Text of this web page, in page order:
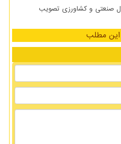
صنعتی و کشاورزی تصویب
این مطلب